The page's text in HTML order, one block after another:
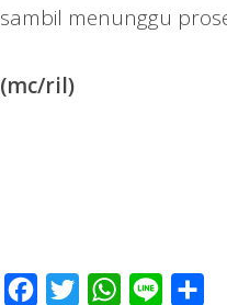
sambil menunggu
(mc/ril)
Facebook
Twitter WhatsApp
Line